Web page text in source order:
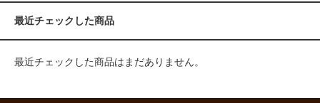
最近チェックした商品
最近チェックした商品はまだありません。